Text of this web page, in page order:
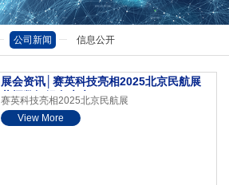
公司新闻 信息公开
展会资讯│赛英科技亮相2025北京民航展
共探数智绿色未来
赛英科技亮相2025北京民航展
View More